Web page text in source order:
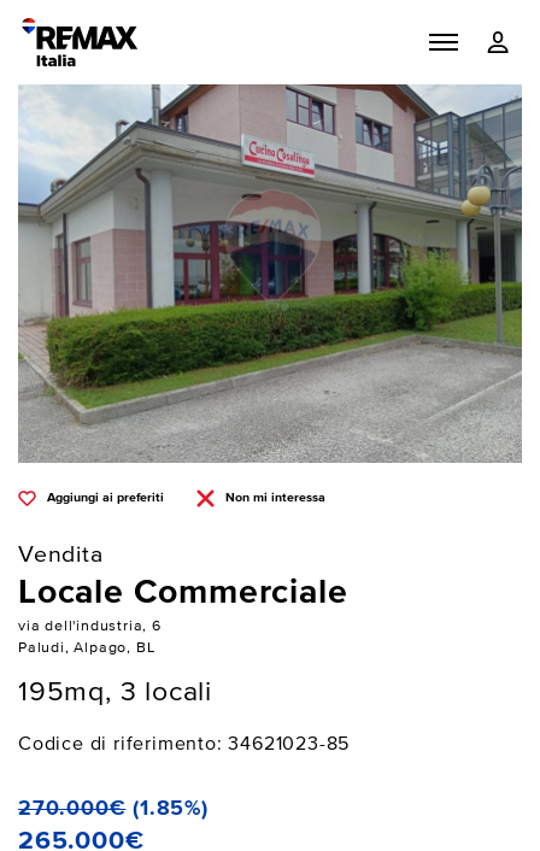
Aggiungi ai preferiti Non mi interessa
Vendita
Locale Commerciale
via dell'industria, 6
Paludi, Alpago, BL
195mq, 3 locali
Codice di riferimento: 34621023-85
270.000€(1.85%)
265.000€